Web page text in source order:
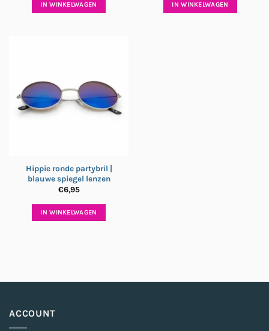
IN WINKELWAGEN IN WINKELWAGEN
Hippie ronde partybril |
blauwe spiegel lenzen
€6,95
IN WINKELWAGEN
ACCOUNT